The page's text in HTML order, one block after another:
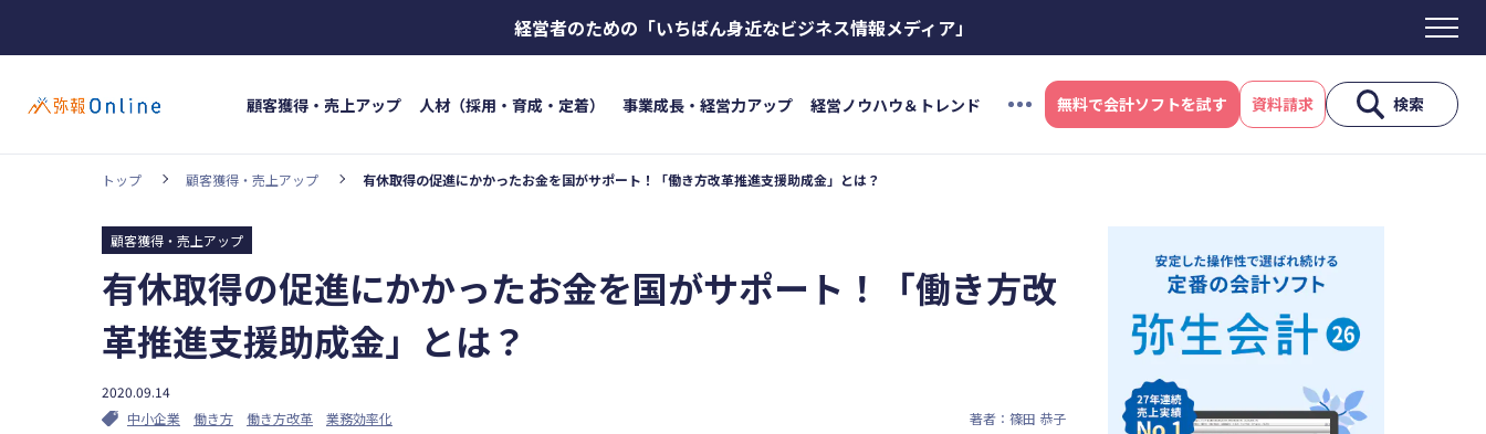
経営者のための 「いちばん身近なビジネス情報メディア」
カテゴリー
顧客獲得・売上アップ
人材（採用・育成・定着）
事業成長・経営力アップ
経営ノウハウ＆トレンド
弥生の製品・サービス
業務効率化
#インボイス #インボイス制度 #電子帳簿保存法
#集客
#資金調達
#生産性向上
#人材育成
顧客獲得・売上アップ 人材（採用・育成・定着） 事業成長・経営力アップ 経営ノウハウ＆トレンド 無料で会計ソフトを試す 資料請求 検索
#人材育成
#店舗経営 #クラブオフ
トップ 顧客獲得・売上アップ 有休取得の促進にかかったお金を国がサポート！「働き方改革推進支援助成金」とは？
顧客獲得・売上アップ
有休取得の促進にかかったお金を国がサポート！「働き方改
革推進支援助成金」とは？
2020.09.14
中小企業
働き方 働き方改革 業務効率化 著者：篠田 恭子